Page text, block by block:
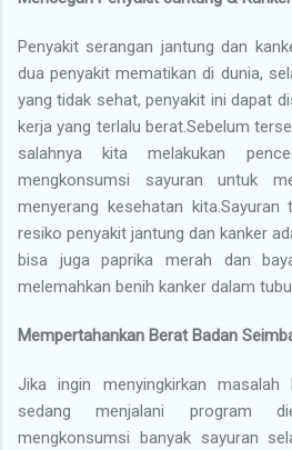
Penyakit serangan jantung dan
dua penyakit mematikan di dunia,
yang tidak sehat, penyakit ini dapat
kerja yang terlalu berat.Sebelum
salahnya kita melakukan
mengkonsumsi sayuran untuk
menyerang kesehatan kita.Sayuran
resiko penyakit jantung dan kanker
bisa juga paprika merah dan
melemahkan benih kanker dalam
Mempertahankan Berat Badan
Jika ingin menyingkirkan
sedang menjalani program
mengkonsumsi banyak sayuran